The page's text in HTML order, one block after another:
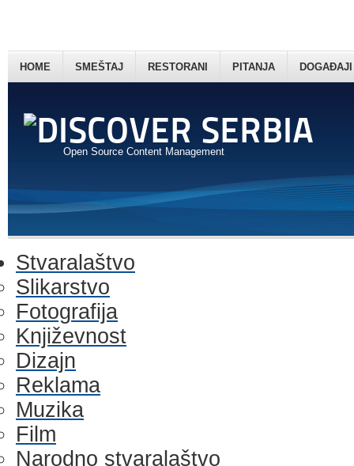
Open Source Content Management
HOME SMEŠTAJ RESTORANI PITANJA DOGAĐAJI
Stvaralaštvo
Slikarstvo
Fotografija
Književnost
Dizajn
Reklama
Muzika
Film
Narodno stvaralaštvo